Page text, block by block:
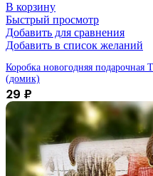
В корзину
Быстрый просмотр
Добавить для сравнения
Добавить в список желаний
Коробка новогодняя подарочная
(домик)
29 ₽